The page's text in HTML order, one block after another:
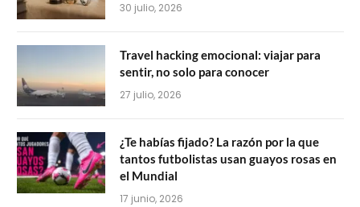
30 julio, 2026
Travel hacking emocional: viajar para
sentir, no solo para conocer
27 julio, 2026
¿Te habías fijado? La razón por la que
tantos futbolistas usan guayos rosas en
el Mundial
17 junio, 2026